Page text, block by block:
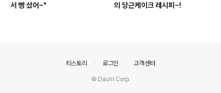
서 빵 샀어~"
의 당근케이크 레시피~!
티스토리 로그인 고객센터
© Daum Corp.